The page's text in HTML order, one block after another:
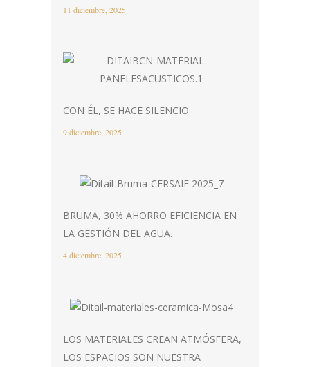
11 diciembre, 2025
CON ÉL, SE HACE SILENCIO
9 diciembre, 2025
BRUMA, 30% AHORRO EFICIENCIA EN
LA GESTIÓN DEL AGUA.
4 diciembre, 2025
LOS MATERIALES CREAN ATMÓSFERA,
LOS ESPACIOS SON NUESTRA